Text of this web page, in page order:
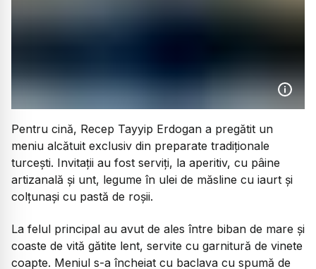
Pentru cină, Recep Tayyip Erdogan a pregătit un
meniu alcătuit exclusiv din preparate tradiționale
turcești. Invitații au fost serviți, la aperitiv, cu pâine
artizanală și unt, legume în ulei de măsline cu iaurt și
colțunași cu pastă de roșii.
La felul principal au avut de ales între biban de mare și
coaste de vită gătite lent, servite cu garnitură de vinete
coapte. Meniul s-a încheiat cu baclava cu spumă de